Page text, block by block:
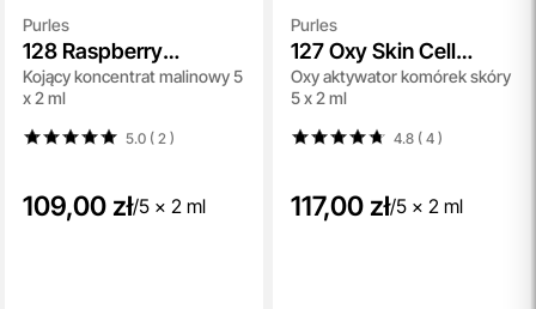
Purles
128 Raspberry
Concentrate
Kojący koncentrat malinowy 5
x 2 ml
5.0 ( 2 )
109,00 zł/5 x 2 ml
Purles
127 Oxy Skin Cell
Activator
Oxy aktywator komórek skóry
5 x 2 ml
4.8 ( 4)
117,00 zł/5 x 2 ml